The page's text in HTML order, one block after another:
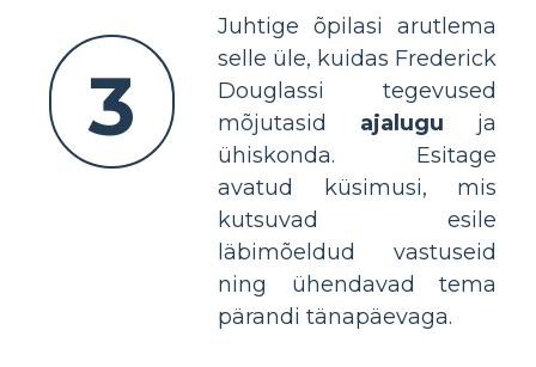
3
Juhtige õpilasi arutlema
selle üle, kuidas Frederick
Douglassi tegevused
mõjutasid ajalugu ja
ühiskonda. Esitage
avatud küsimusi, mis
kutsuvad esile
läbimõeldud vastuseid
ning ühendavad tema
pärandi tänapäevaga.